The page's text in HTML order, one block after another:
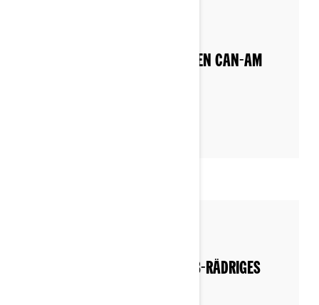
WARTUNGSPRODUKTE FÜR EINEN CAN-AM
SAISON-CHECKLISTE FÜR IHR 3-RÄDRIGES